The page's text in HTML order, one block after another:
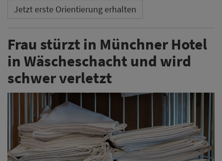
Jetzt erste Orientierung erhalten
Frau stürzt in Münchner Hotel
in Wäscheschacht und wird
schwer verletzt